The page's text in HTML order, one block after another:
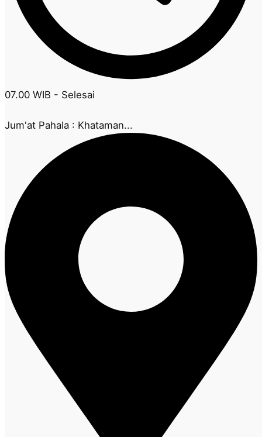
07.00 WIB - Selesai
Jum'at Pahala : Khataman...